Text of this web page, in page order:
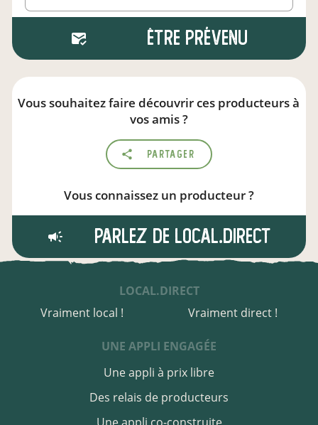
Être prévenu
Vous souhaitez faire découvrir ces producteurs à
vos amis ?
Partager
Vous connaissez un producteur ?
Parlez de local.direct
LOCAL.DIRECT
Vraiment local !
Vraiment direct !
UNE APPLI ENGAGÉE
Une appli à prix libre
Des relais de producteurs